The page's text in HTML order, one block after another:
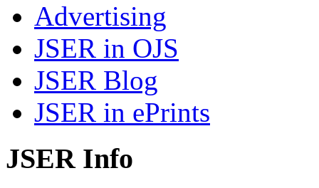
Advertising
JSER in OJS
JSER Blog
JSER in ePrints
JSER Info